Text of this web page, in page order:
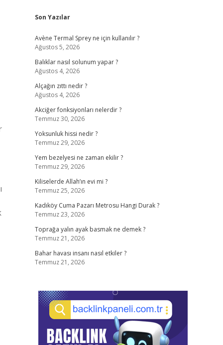
Sidebar
Son Yazılar
Avène Termal Sprey ne için kullanılır ?
Ağustos 5, 2026
Balıklar nasıl solunum yapar ?
Ağustos 4, 2026
Alçağın zıttı nedir ?
Ağustos 4, 2026
Akciğer fonksiyonları nelerdir ?
Temmuz 30, 2026
Yoksunluk hissi nedir ?
Temmuz 29, 2026
Yem bezelyesi ne zaman ekilir ?
Temmuz 29, 2026
Kiliselerde Allah’ın evi mi ?
Temmuz 25, 2026
Kadıköy Cuma Pazarı Metrosu Hangi Durak ?
Temmuz 23, 2026
Toprağa yalın ayak basmak ne demek ?
Temmuz 21, 2026
Bahar havası insanı nasıl etkiler ?
Temmuz 21, 2026